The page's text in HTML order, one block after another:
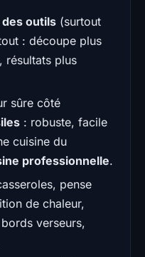
outils (surtout
: découpe plus
résultats plus
sûre côté
: robuste, facile
cuisine du
professionnelle.
pense
de chaleur,
verseurs,